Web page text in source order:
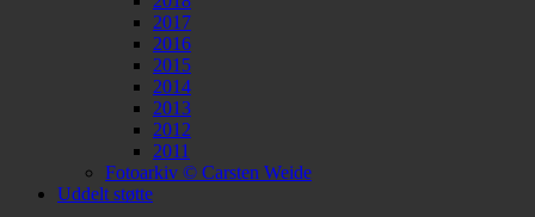
2017
2016
2015
2014
2013
2012
2011
Fotoarkiv © Carsten Weide
Uddelt støtte